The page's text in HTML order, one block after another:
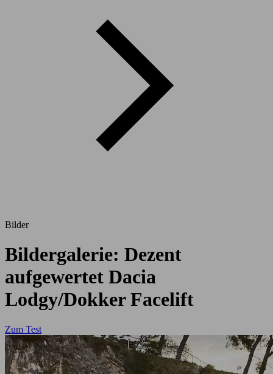
Bilder
Bildergalerie: Dezent
aufgewertet Dacia
Lodgy/Dokker Facelift
Zum Test